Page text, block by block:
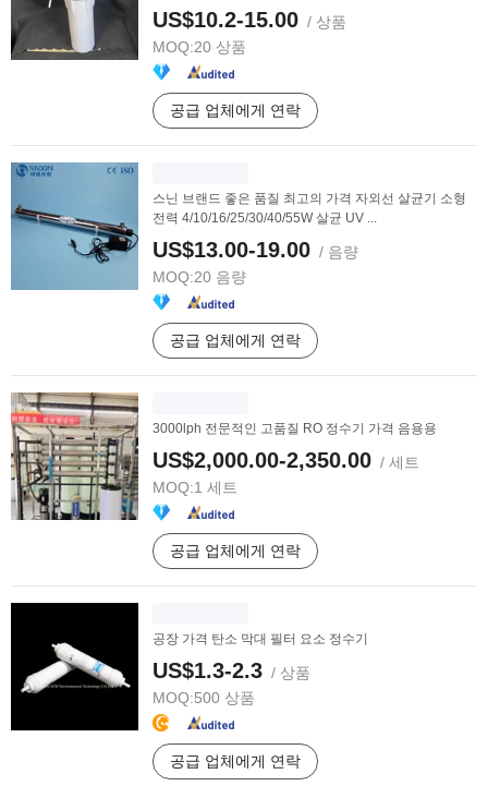
US$10.2-15.00 / 상품
MOQ:20 상품
공급 업체에게 연락
스닌 브랜드 좋은 품질 최고의 가격 자외선 살균기 소형
전력 4/10/16/25/30/40/55W 살균 UV ...
US$13.00-19.00 / 음량
MOQ:20 음량
공급 업체에게 연락
3000lph 전문적인 고품질 RO 정수기 가격 음용용
US$2,000.00-2,350.00 / 세트
MOQ:1 세트
공급 업체에게 연락
공장 가격 탄소 막대 필터 요소 정수기
US$1.3-2.3 / 상품
MOQ:500 상품
공급 업체에게 연락